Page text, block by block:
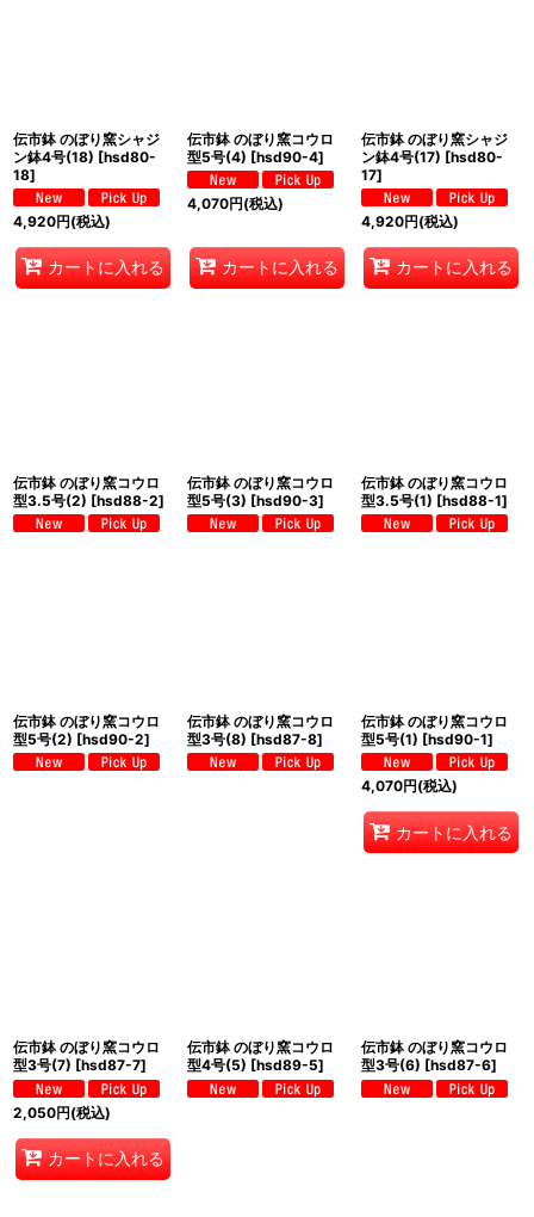
伝市鉢 のぼり窯シャジ
ン鉢4号(18) [hsd80-
18]
4,920円(税込)
カートに入れる
伝市鉢 のぼり窯コウロ
型5号(4) [hsd90-4]
4,070円(税込)
カートに入れる
伝市鉢 のぼり窯シャジ
ン鉢4号(17) [hsd80-
17]
4,920円(税込)
カートに入れる
伝市鉢 のぼり窯コウロ
型3.5号(2) [hsd88-2]
伝市鉢 のぼり窯コウロ
型5号(3) [hsd90-3]
伝市鉢 のぼり窯コウロ
型3.5号(1) [hsd88-1]
伝市鉢 のぼり窯コウロ
型5号(2) [hsd90-2]
伝市鉢 のぼり窯コウロ
型3号(8) [hsd87-8]
伝市鉢 のぼり窯コウロ
型5号(1) [hsd90-1]
4,070円(税込)
カートに入れる
伝市鉢 のぼり窯コウロ
型3号(7) [hsd87-7]
2,050円(税込)
カートに入れる
伝市鉢 のぼり窯コウロ
型4号(5) [hsd89-5]
伝市鉢 のぼり窯コウロ
型3号(6) [hsd87-6]